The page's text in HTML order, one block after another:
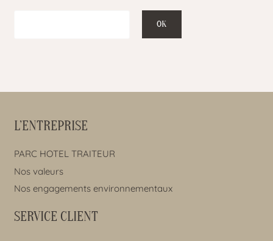
L’ENTREPRISE
PARC HOTEL TRAITEUR
Nos valeurs
Nos engagements environnementaux
SERVICE CLIENT